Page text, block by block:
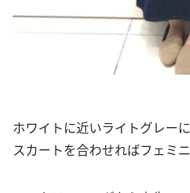
ホワイトに近いライトグレー
スカートを合わせればフェミ